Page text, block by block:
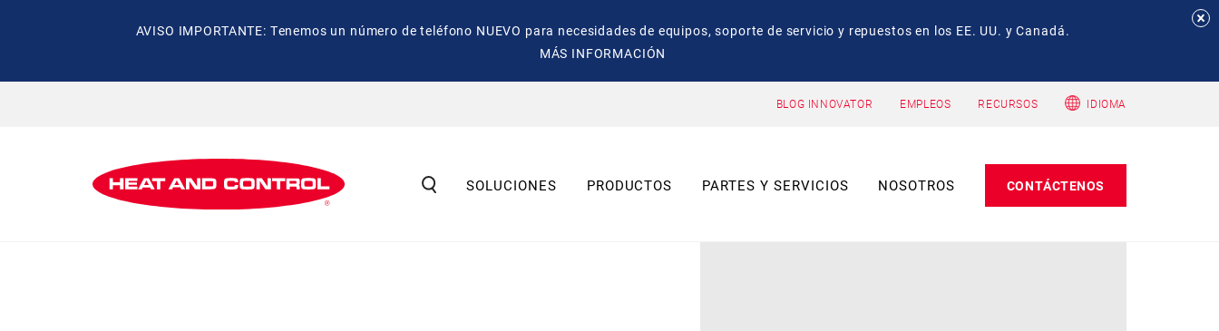
AVISO IMPORTANTE: Tenemos un número de teléfono NUEVO para necesidades de equipos, soporte de servicio y repuestos en los EE. UU. y Canadá.
MÁS INFORMACIÓN
BLOG INNOVATOR EMPLEOS RECURSOS IDIOMA
SOLUCIONES PRODUCTOS PARTES Y SERVICIOS NOSOTROS CONTÁCTENOS